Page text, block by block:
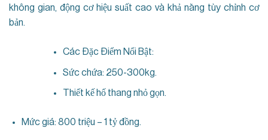
không gian, động cơ hiệu suất cao và khả năng tùy chỉnh cơ
bản.
Các Đặc Điểm Nổi Bật:
Sức chứa: 250-300kg.
Thiết kế hố thang nhỏ gọn.
Mức giá: 800 triệu – 1 tỷ đồng.